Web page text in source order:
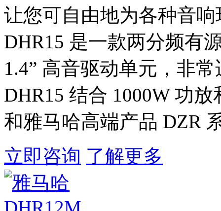
让您可自由地为各种音
DHR15 是一款两分频有
1.4” 高音驱动单元，非
DHR15 结合 1000W 功
和雅马哈高端产品 DZR
立即咨询 了解更多